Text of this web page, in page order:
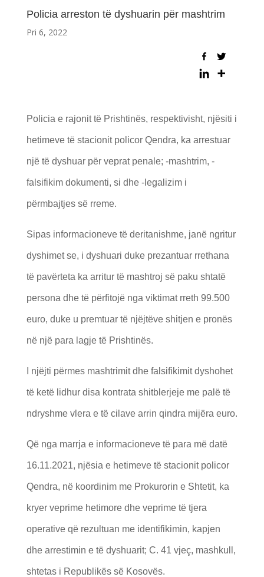
Policia arreston të dyshuarin për mashtrim
Pri 6, 2022
Policia e rajonit të Prishtinës, respektivisht, njësiti i
hetimeve të stacionit policor Qendra, ka arrestuar
një të dyshuar për veprat penale; -mashtrim, -
falsifikim dokumenti, si dhe -legalizim i
përmbajtjes së rreme.
Sipas informacioneve të deritanishme, janë ngritur
dyshimet se, i dyshuari duke prezantuar rrethana
të pavërteta ka arritur të mashtroj së paku shtatë
persona dhe të përfitojë nga viktimat rreth 99.500
euro, duke u premtuar të njëjtëve shitjen e pronës
në një para lagje të Prishtinës.
I njëjti përmes mashtrimit dhe falsifikimit dyshohet
të ketë lidhur disa kontrata shitblerjeje me palë të
ndryshme vlera e të cilave arrin qindra mijëra euro.
Që nga marrja e informacioneve të para më datë
16.11.2021, njësia e hetimeve të stacionit policor
Qendra, në koordinim me Prokurorin e Shtetit, ka
kryer veprime hetimore dhe veprime të tjera
operative që rezultuan me identifikimin, kapjen
dhe arrestimin e të dyshuarit; C. 41 vjeç, mashkull,
shtetas i Republikës së Kosovës.